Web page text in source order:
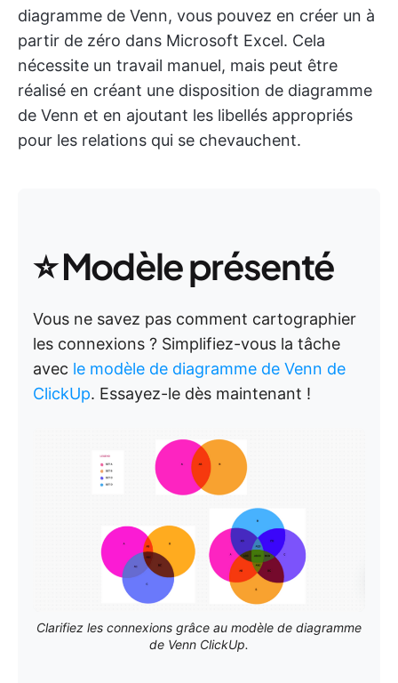
diagramme de Venn, vous pouvez en créer un à
partir de zéro dans Microsoft Excel. Cela
nécessite un travail manuel, mais peut être
réalisé en créant une disposition de diagramme
de Venn et en ajoutant les libellés appropriés
pour les relations qui se chevauchent.
⭐ Modèle présenté
Vous ne savez pas comment cartographier
les connexions ? Simplifiez-vous la tâche
avec le modèle de diagramme de Venn de
ClickUp. Essayez-le dès maintenant !
Clarifiez les connexions grâce au modèle de diagramme
de Venn ClickUp.